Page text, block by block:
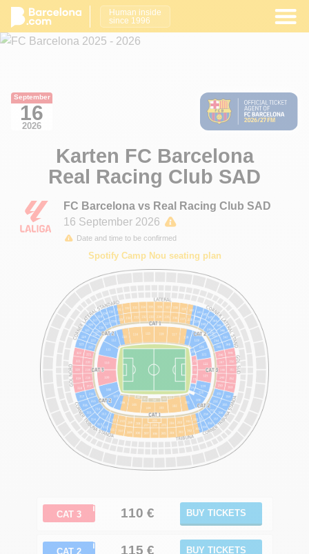
Human inside
since 1996
September
16
2026
Karten FC Barcelona
Real Racing Club SAD
FC Barcelona vs Real Racing Club SAD
16 September 2026
Date and time to be confirmed
Spotify Camp Nou seating plan
ℹ
CAT 3 110 € BUY TICKETS
ℹ
CAT 2 115 € BUY TICKETS